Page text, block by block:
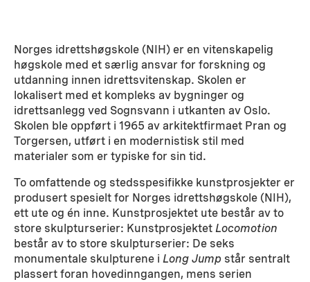
Norges idrettshøgskole (NIH) er en vitenskapelig
høgskole med et særlig ansvar for forskning og
utdanning innen idrettsvitenskap. Skolen er
lokalisert med et kompleks av bygninger og
idrettsanlegg ved Sognsvann i utkanten av Oslo.
Skolen ble oppført i 1965 av arkitektfirmaet Pran og
Torgersen, utført i en modernistisk stil med
materialer som er typiske for sin tid.
To omfattende og stedsspesifikke kunstprosjekter er
produsert spesielt for Norges idrettshøgskole (NIH),
ett ute og én inne. Kunstprosjektet ute består av to
store skulpturserier: KunstprosjektetLocomotion
består av to store skulpturserier: De seks
monumentale skulpturene iLong Jump står sentralt
plassert foran hovedinngangen, mens serien